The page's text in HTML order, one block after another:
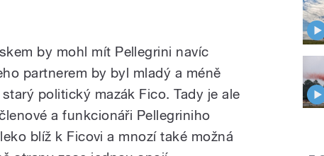
by mohl mít Pellegrini navíc
partnerem by byl mladý a méně
politický mazák Fico. Tady je ale
a funkcionáři Pellegriniho
blíž k Ficovi a mnozí také možná